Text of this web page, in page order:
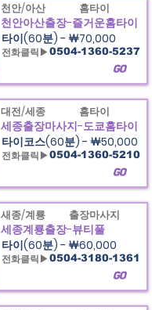
천안/아산 홈타이
천안아산출장-즐거운홈타이
타이(60분) - ￦70,000
전화클릭▶ 0504-1360-5237
GO
대전/세종 홈타이
세종출장마사지-도쿄홈타이
타이코스(60분) - ￦50,000
전화클릭▶ 0504-1360-5210
GO
새종/계룡 출장마사지
세종계룡출장-뷰티풀
타이(60분) - ￦60,000
전화클릭▶ 0504-3180-1361
GO